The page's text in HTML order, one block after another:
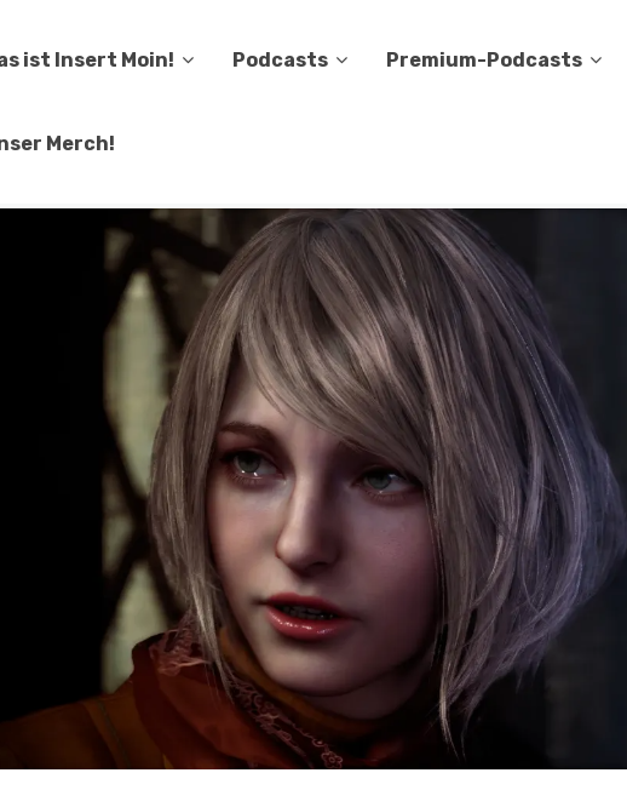
ist Insert Moin! Podcasts Premium-Podcasts
Merch!